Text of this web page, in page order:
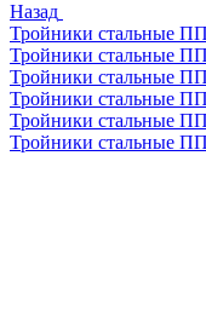
Назад
Тройники стальные
Тройники стальные
Тройники стальные
Тройники стальные
Тройники стальные
Тройники стальные